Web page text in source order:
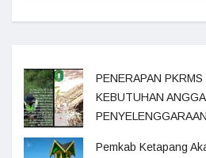
PENERAPAN
KEBUTUHAN
Pemkab Ketapang